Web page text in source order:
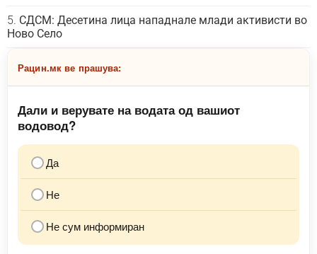
СДСМ: Десетина лица нападнале млади активисти во
Ново Село
Рацин.мк ве прашува:
Дали и верувате на водата од вашиот
водовод?
Да
Не
Не сум информиран